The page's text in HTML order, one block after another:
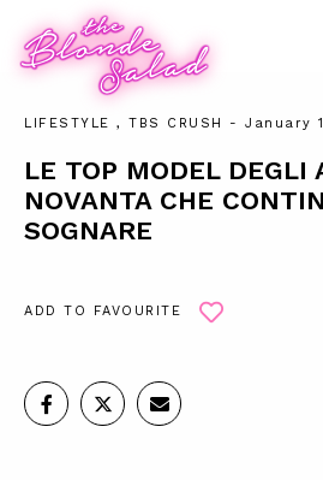
LIFESTYLE , TBS CRUSH - January
LE TOP MODEL DEGLI
NOVANTA CHE
SOGNARE
ADD TO FAVOURITE